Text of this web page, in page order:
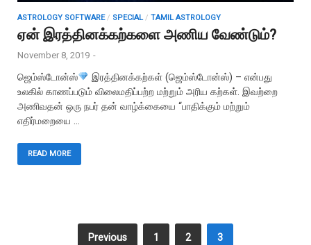
ASTROLOGY SOFTWARE/ SPECIAL/ TAMIL ASTROLOGY
ஏன் இரத்தினக்கற்களை அணிய வேண்டும்?
November 8, 2019 -
ஜெம்ஸ்டோன்ஸ்
இரத்தினக்கற்கள் (ஜெம்ஸ்டோன்ஸ்) – என்பது
உலகில் காணப்படும் விலைமதிப்பற்ற மற்றும் அரிய கற்கள். இவற்றை
அணிவதன் ஒரு நபர் தன் வாழ்க்கையை “பாதிக்கும் மற்றும்
எதிர்மறையை …
READ MORE
Previous 1 2 3